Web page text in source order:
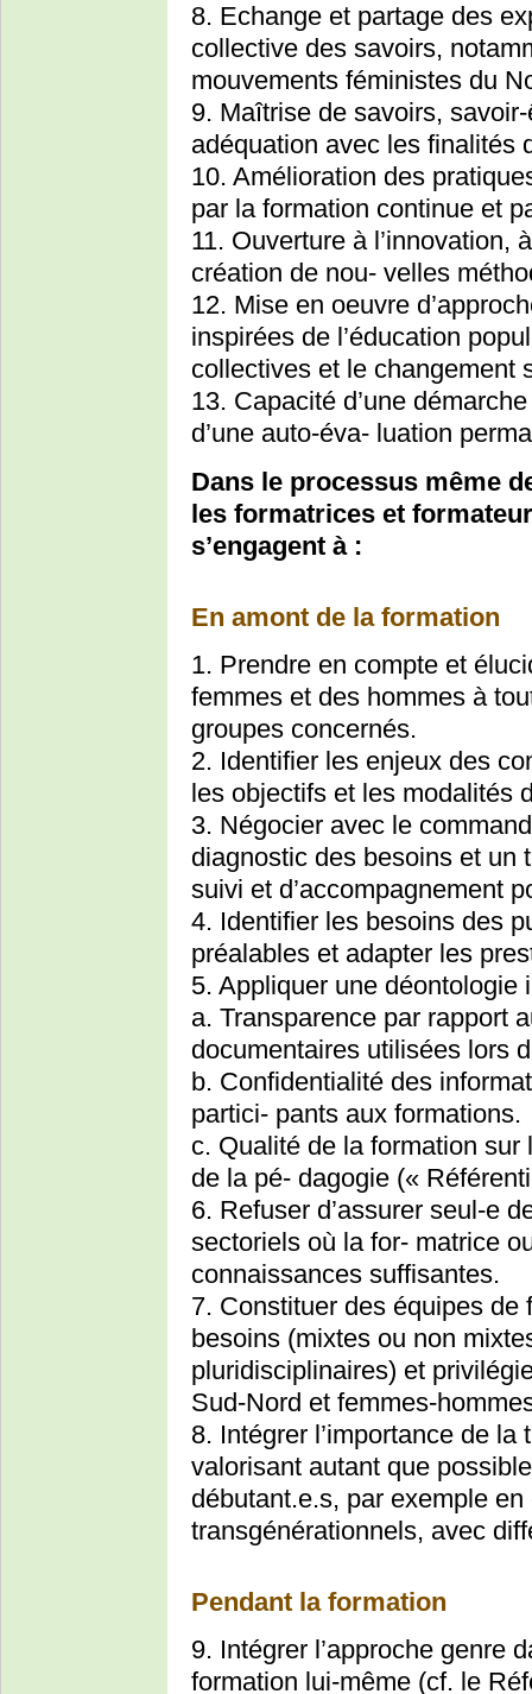
8. Echange et partage des
collective des savoirs,
mouvements féministes du
9. Maîtrise de savoirs,
adéquation avec les finalités
10. Amélioration des
par la formation continue et
11. Ouverture à l’innovation,
création de nou- velles
12. Mise en oeuvre
inspirées de l’éducation
collectives et le changement
13. Capacité d’une
d’une auto-éva- luation
Dans le processus même
les formatrices et
s’engagent à :
En amont de la formation
1. Prendre en compte et
femmes et des hommes à
groupes concernés.
2. Identifier les enjeux des
les objectifs et les modalités
3. Négocier avec le
diagnostic des besoins et un
suivi et d’accompagnement
4. Identifier les besoins des
préalables et adapter les
5. Appliquer une déontologie
a. Transparence par rapport
documentaires utilisées lors
b. Confidentialité des
partici- pants aux formations.
c. Qualité de la formation
de la pé- dagogie («
6. Refuser d’assurer seul-e
sectoriels où la for- matrice
connaissances suffisantes.
7. Constituer des équipes
besoins (mixtes ou non
pluridisciplinaires) et
Sud-Nord et femmes-
8. Intégrer l’importance de
valorisant autant que
débutant.e.s, par exemple
transgénérationnels, avec
Pendant la formation
9. Intégrer l’approche genre
formation lui-même (cf. le